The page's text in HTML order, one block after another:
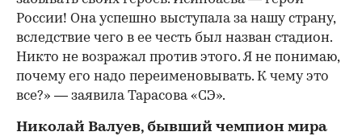
России! Она успешно выступала за нашу страну,
вследствие чего в ее честь был назван стадион.
Никто не возражал против этого. Я не понимаю,
почему его надо переименовывать. К чему это
все?» — заявила Тарасова «СЭ».
Николай Валуев, бывший чемпион мира